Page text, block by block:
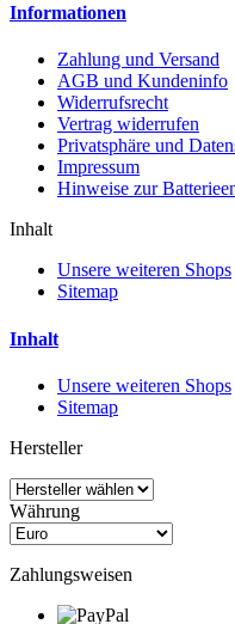
Informationen
Zahlung und Versand
AGB und Kundeninfo
Widerrufsrecht
Vertrag widerrufen
Privatsphäre und
Impressum
Hinweise zur
Inhalt
Unsere weiteren Shops
Sitemap
Inhalt
Unsere weiteren Shops
Sitemap
Hersteller
Währung
Zahlungsweisen